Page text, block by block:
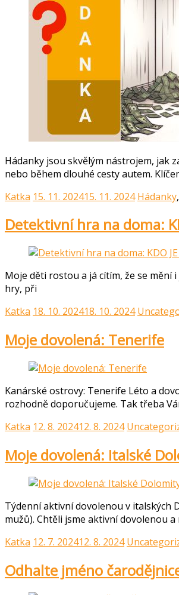
Hádanky jsou skvělým nástrojem, jak
nebo během dlouhé cesty autem.
Katka 15. 11. 202415. 11. 2024 Hádanky,
Detektivní hra na doma:
Moje děti rostou a já cítím, že se mění
hry, při
Katka 18. 10. 202418. 10. 2024
Moje dovolená: Tenerife
Kanárské ostrovy: Tenerife Léto a
rozhodně doporučujeme. Tak třeba
Katka 12. 8. 202412. 8. 2024
Moje dovolená: Italské
Týdenní aktivní dovolenou v italských
mužů). Chtěli jsme aktivní dovolenou
Katka 12. 7. 202412. 8. 2024
Odhalte jméno